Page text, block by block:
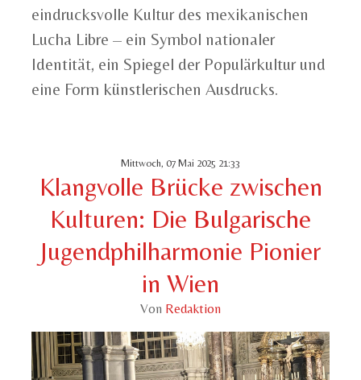
eindrucksvolle Kultur des mexikanischen
Lucha Libre – ein Symbol nationaler
Identität, ein Spiegel der Populärkultur und
eine Form künstlerischen Ausdrucks.
Mittwoch, 07 Mai 2025 21:33
Klangvolle Brücke zwischen
Kulturen: Die Bulgarische
Jugendphilharmonie Pionier
in Wien
Von Redaktion